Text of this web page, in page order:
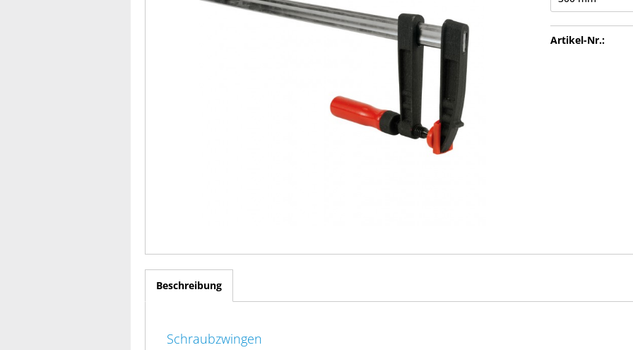
Artikel-Nr.:
Beschreibung
Schraubzwingen